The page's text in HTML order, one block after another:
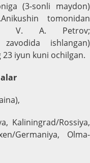
(3-sonli maydon)
tomonidan
V. A. Petrov;
zavodida ishlangan)
iyun kuni ochilgan.
Kaliningrad/Rossiya,
Germaniya, Olma-